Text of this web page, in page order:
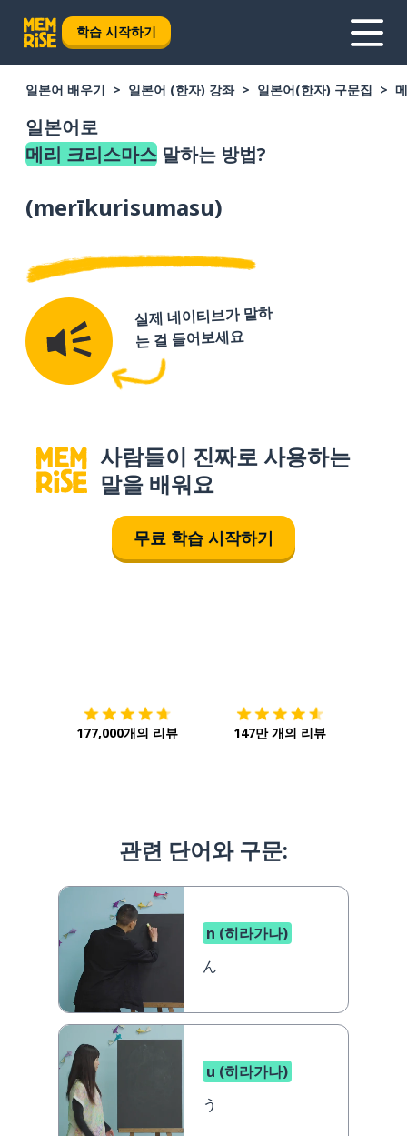
학습 시작하기
일본어 배우기 일본어 (한자) 강좌 일본어(한자) 구문집
일본어로
메리 크리스마스 말하는 방법?
(merīkurisumasu)
실제 네이티브가 말하
는 걸 들어보세요
사람들이 진짜로 사용하는
말을 배워요
무료 학습 시작하기
177,000개의 리뷰 147만 개의 리뷰
관련 단어와 구문:
n (히라가나)
ん
u (히라가나)
う